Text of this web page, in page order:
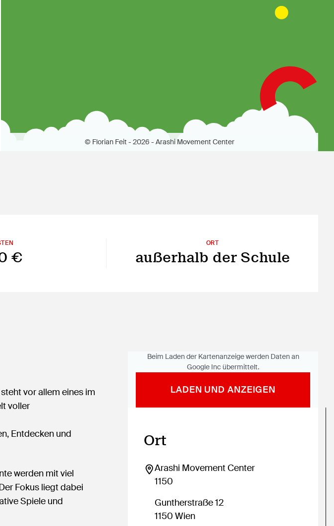
© Florian Feit - 2026 - Arashi Movement Center
€
ORT
außerhalb der Schule
vor allem eines im
voller
Entdecken und
werden mit viel
Fokus liegt dabei
Spiele und
Beim Laden der Kartenanzeige werden Daten an
Google Inc übermittelt.
LADEN UND ANZEIGEN
Ort
Arashi Movement Center
1150
Guntherstraße 12
1150 Wien